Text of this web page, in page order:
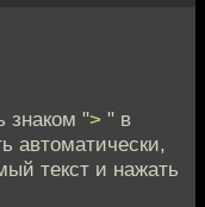
знаком "> " в
автоматически,
текст и нажать